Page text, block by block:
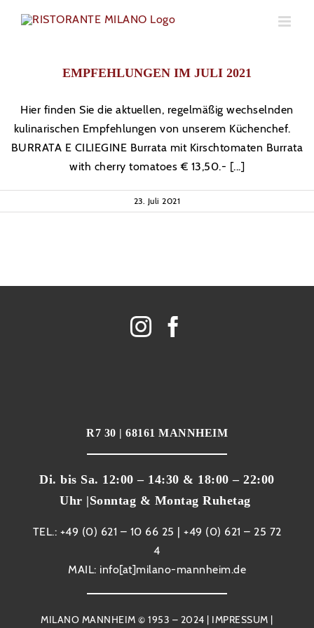
EMPFEHLUNGEN IM JULI 2021
Hier finden Sie die aktuellen, regelmäßig wechselnden
kulinarischen Empfehlungen von unserem Küchenchef.
BURRATA E CILIEGINE Burrata mit Kirschtomaten Burrata
with cherry tomatoes € 13,50.- [...]
23. Juli 2021
R7 30 | 68161 MANNHEIM
Di. bis Sa. 12:00 – 14:30 & 18:00 – 22:00
Uhr |Sonntag & Montag Ruhetag
TEL.: +49 (0) 621 – 10 66 25 | +49 (0) 621 – 25 72
4
MAIL: info[at]milano-mannheim.de
MILANO MANNHEIM © 1953 – 2024 | IMPRESSUM |